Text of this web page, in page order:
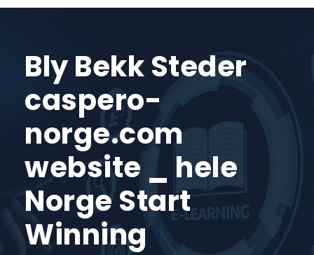
Bly Bekk Steder
caspero-
norge.com
website _ hele
Norge Start
Winning